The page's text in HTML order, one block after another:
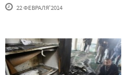
22 ФЕВРАЛЯ'2014